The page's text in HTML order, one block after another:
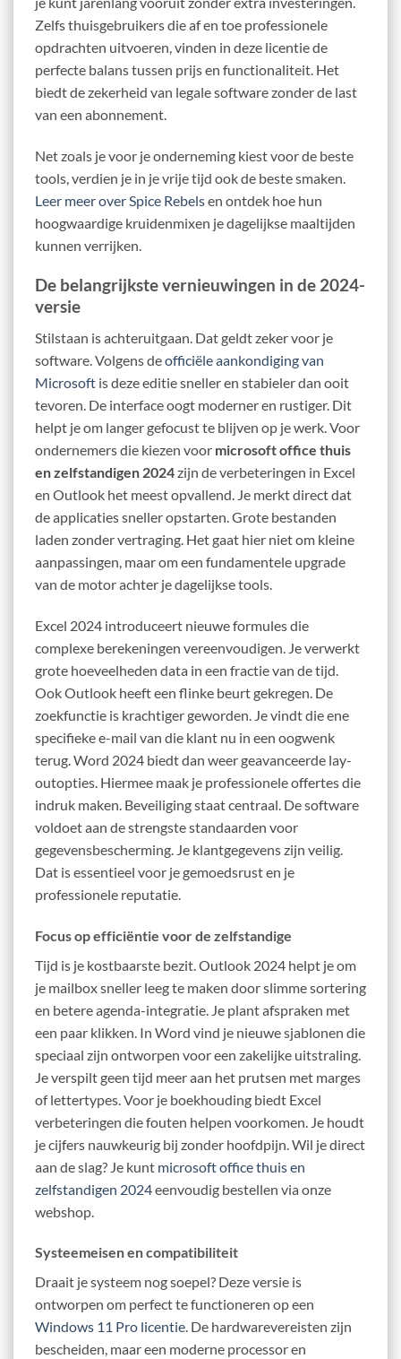
Zelfs thuisgebruikers die af en toe professionele
opdrachten uitvoeren, vinden in deze licentie de
perfecte balans tussen prijs en functionaliteit. Het
biedt de zekerheid van legale software zonder de last
van een abonnement.
Net zoals je voor je onderneming kiest voor de beste
tools, verdien je in je vrije tijd ook de beste smaken.
Leer meer over Spice Rebelsen ontdek hoe hun
hoogwaardige kruidenmixen je dagelijkse maaltijden
kunnen verrijken.
De belangrijkste vernieuwingen in de 2024-
versie
Stilstaan is achteruitgaan. Dat geldt zeker voor je
software. Volgens deofficiële aankondiging van
Microsoft is deze editie sneller en stabieler dan ooit
tevoren. De interface oogt moderner en rustiger. Dit
helpt je om langer gefocust te blijven op je werk. Voor
ondernemers die kiezen voor microsoft office thuis
en zelfstandigen 2024zijn de verbeteringen in Excel
en Outlook het meest opvallend. Je merkt direct dat
de applicaties sneller opstarten. Grote bestanden
laden zonder vertraging. Het gaat hier niet om kleine
aanpassingen, maar om een fundamentele upgrade
van de motor achter je dagelijkse tools.
Excel 2024 introduceert nieuwe formules die
complexe berekeningen vereenvoudigen. Je verwerkt
grote hoeveelheden data in een fractie van de tijd.
Ook Outlook heeft een flinke beurt gekregen. De
zoekfunctie is krachtiger geworden. Je vindt die ene
specifieke e-mail van die klant nu in een oogwenk
terug. Word 2024 biedt dan weer geavanceerde lay-
outopties. Hiermee maak je professionele offertes die
indruk maken. Beveiliging staat centraal. De software
voldoet aan de strengste standaarden voor
gegevensbescherming. Je klantgegevens zijn veilig.
Dat is essentieel voor je gemoedsrust en je
professionele reputatie.
Focus op efficiëntie voor de zelfstandige
Tijd is je kostbaarste bezit. Outlook 2024 helpt je om
je mailbox sneller leeg te maken door slimme sortering
en betere agenda-integratie. Je plant afspraken met
een paar klikken. In Word vind je nieuwe sjablonen die
speciaal zijn ontworpen voor een zakelijke uitstraling.
Je verspilt geen tijd meer aan het prutsen met marges
of lettertypes. Voor je boekhouding biedt Excel
verbeteringen die fouten helpen voorkomen. Je houdt
je cijfers nauwkeurig bij zonder hoofdpijn. Wil je direct
aan de slag? Je kunt microsoft office thuis en
zelfstandigen 2024eenvoudig bestellen via onze
webshop.
Systeemeisen en compatibiliteit
Draait je systeem nog soepel? Deze versie is
ontworpen om perfect te functioneren op een
Windows 11 Pro licentie. De hardwarevereisten zijn
bescheiden, maar een moderne processor en